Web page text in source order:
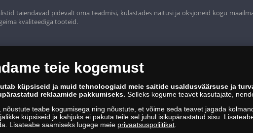
täiendavad pidevalt oma teadmisi, külastades näitusi ja oksjoneid kogu
kvaliteediga tooteid.
Mündiäri | Hobujaama 4, 10151 Tallinn | 688 60 90
teie kogemust
küpsiseid ja muid tehnoloogiaid meie saitide usaldusväärsuse ja
reklaamide pakkumiseks. Selleks kogume teavet kasutajate,
, nõustute teabe kogumisega ning nõustute, et võime seda teavet jagada
küpsiseid ja kahjuks ei pakuta teile sel juhul isikupärastatud sisu.
Lisateabe saamiseks lugege meie privaatsuspoliitikat